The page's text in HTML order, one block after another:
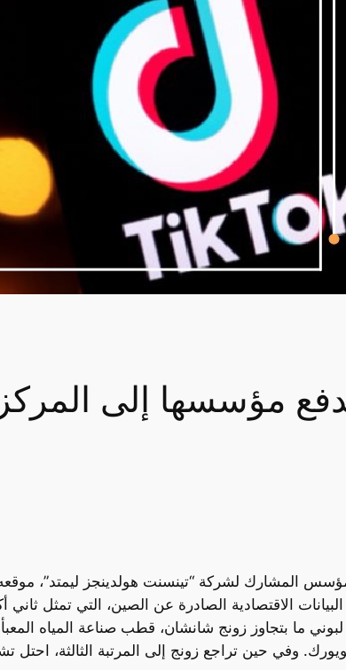
مؤسسها إلى المركز
المشارك لشركة “تينسنت هولدينجز ليمتد”،
الاقتصادية الصادرة عن الصين، التي تمثل